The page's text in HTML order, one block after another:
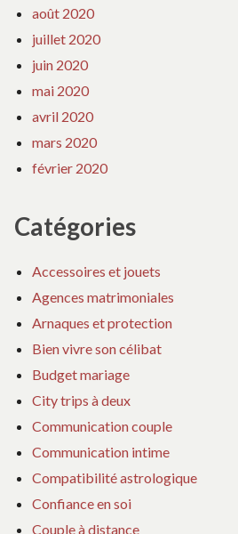
août 2020
juillet 2020
juin 2020
mai 2020
avril 2020
mars 2020
février 2020
Catégories
Accessoires et jouets
Agences matrimoniales
Arnaques et protection
Bien vivre son célibat
Budget mariage
City trips à deux
Communication couple
Communication intime
Compatibilité astrologique
Confiance en soi
Couple à distance